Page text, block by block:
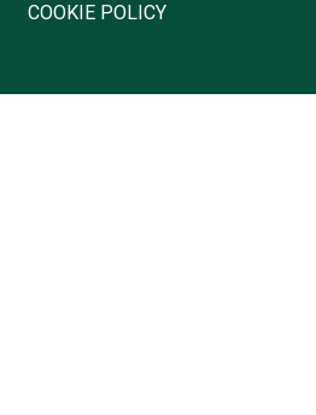
COOKIE POLICY